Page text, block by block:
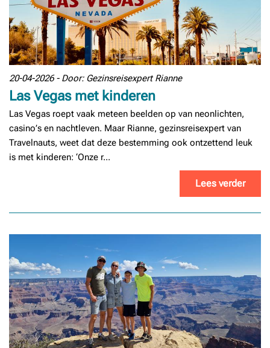
20-04-2026 - Door: Gezinsreisexpert Rianne
Las Vegas met kinderen
Las Vegas roept vaak meteen beelden op van neonlichten,
casino’s en nachtleven. Maar Rianne, gezinsreisexpert van
Travelnauts, weet dat deze bestemming ook ontzettend leuk
is met kinderen: ‘Onze r...
Lees verder